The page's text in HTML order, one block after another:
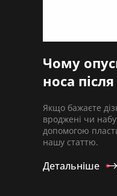
Чому
носа
Якщо бажаєте
вроджені чи
допомогою
нашу статтю.
Детальніше